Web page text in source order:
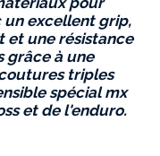
un excellent grip,
et une résistance
grâce à une
triples
spécial mx
et de l'enduro.